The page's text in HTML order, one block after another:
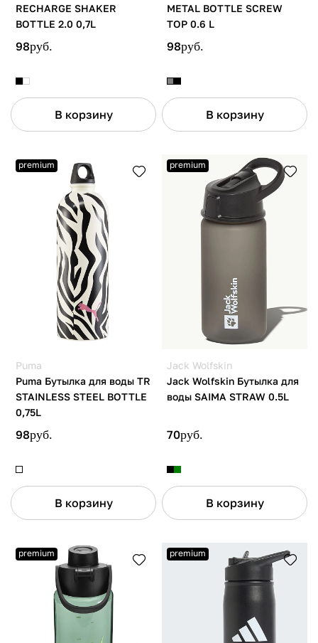
RECHARGE SHAKER
BOTTLE 2.0 0,7L
98руб.
В корзину
METAL BOTTLE SCREW
TOP 0.6 L
98руб.
В корзину
premium
Puma
Puma Бутылка для воды TR
STAINLESS STEEL BOTTLE
0,75L
98руб.
В корзину
premium
Jack Wolfskin
Jack Wolfskin Бутылка для
воды SAIMA STRAW 0.5L
70руб.
В корзину
premium premium